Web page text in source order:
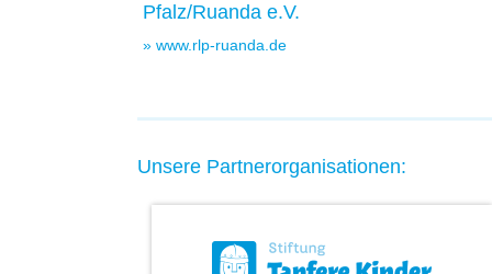
Pfalz/Ruanda e.V.
» www.rlp-ruanda.de
Unsere Partnerorganisationen: